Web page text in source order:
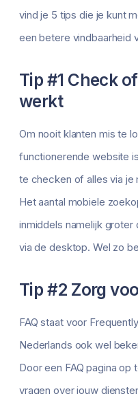
vind je 5 tips die je kunt
een betere vindbaarheid
Tip #1 Check
werkt
Om nooit klanten mis te
functionerende website
te checken of alles via je
Het aantal mobiele
inmiddels namelijk groter
via de desktop. Wel zo
Tip #2 Zorg
FAQ staat voor
Nederlands ook wel
Door een FAQ pagina
vragen over jouw